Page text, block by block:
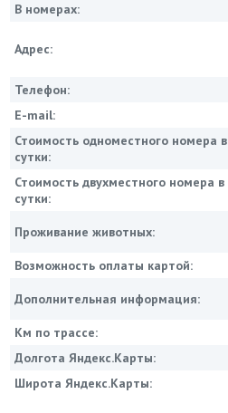
В номерах:
Адрес:
Телефон:
E-mail:
Стоимость одноместного номера в
сутки:
Стоимость двухместного номера в
сутки:
Проживание животных:
Возможность оплаты картой:
Дополнительная информация:
Км по трассе:
Долгота Яндекс.Карты:
Широта Яндекс.Карты: